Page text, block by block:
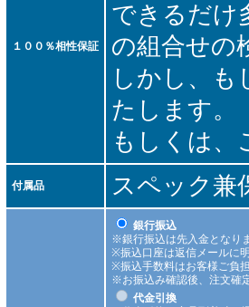
１００％相性保証
できるだけ
の組合せの
しかし、も
たします。
もしくは、
付属品 スペック兼
銀行振込
※銀行振込は先入金となりま
※振込口座は返信メールに
※振込手数料はお客様ご負担
※お振込み確認後、注文確
代金引換